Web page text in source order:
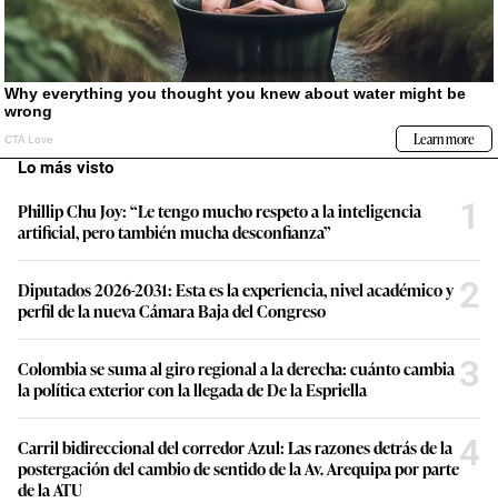
Lo más visto
Phillip Chu Joy: “Le tengo mucho respeto a la inteligencia
artificial, pero también mucha desconfianza”
1
Diputados 2026-2031: Esta es la experiencia, nivel académico y
perfil de la nueva Cámara Baja del Congreso
2
Colombia se suma al giro regional a la derecha: cuánto cambia
la política exterior con la llegada de De la Espriella
3
Carril bidireccional del corredor Azul: Las razones detrás de la
postergación del cambio de sentido de la Av. Arequipa por parte
de la ATU
4